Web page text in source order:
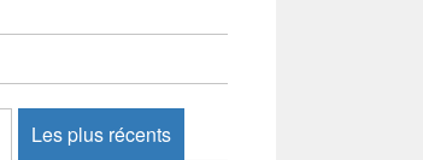
Les plus récents